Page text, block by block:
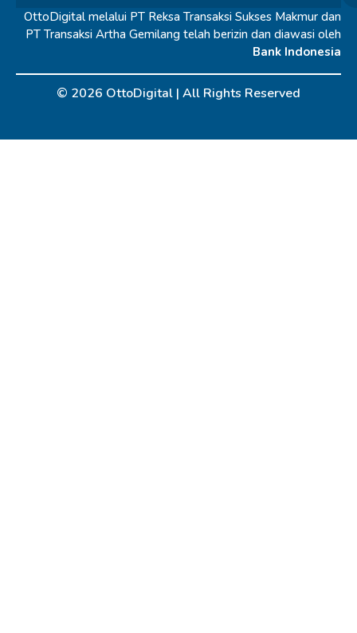
OttoDigital melalui PT Reksa Transaksi Sukses Makmur dan
PT Transaksi Artha Gemilang telah berizin dan diawasi oleh
Bank Indonesia
© 2026 OttoDigital | All Rights Reserved